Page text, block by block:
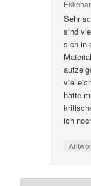
Sehr
sind
sich in
hätte
ich